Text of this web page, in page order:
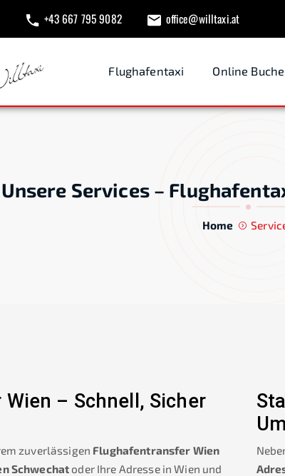
+43 667 795 9082 office@willtaxi.at
Flughafentaxi Online
Unsere Services –
Home
– Schnell, Sicher
zuverlässigen Flughafentransfer Wien
Schwechat oder Ihre Adresse in Wien und